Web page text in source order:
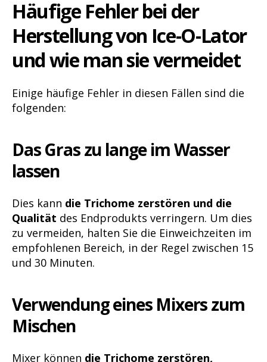
Häufige Fehler bei der
Herstellung von Ice-O-Lator
und wie man sie vermeidet
Einige häufige Fehler in diesen Fällen sind die
folgenden:
Das Gras zu lange im Wasser
lassen
Dies kann die Trichome zerstören und die
Qualität des Endprodukts verringern. Um dies
zu vermeiden, halten Sie die Einweichzeiten im
empfohlenen Bereich, in der Regel zwischen 15
und 30 Minuten.
Verwendung eines Mixers zum
Mischen
Mixer können die Trichome zerstören,